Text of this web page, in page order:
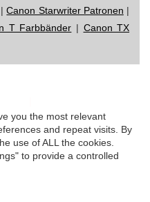
Canon Starwriter Patronen |
T Farbbänder | Canon TX
you the most relevant
and repeat visits. By
use of ALL the cookies.
to provide a controlled